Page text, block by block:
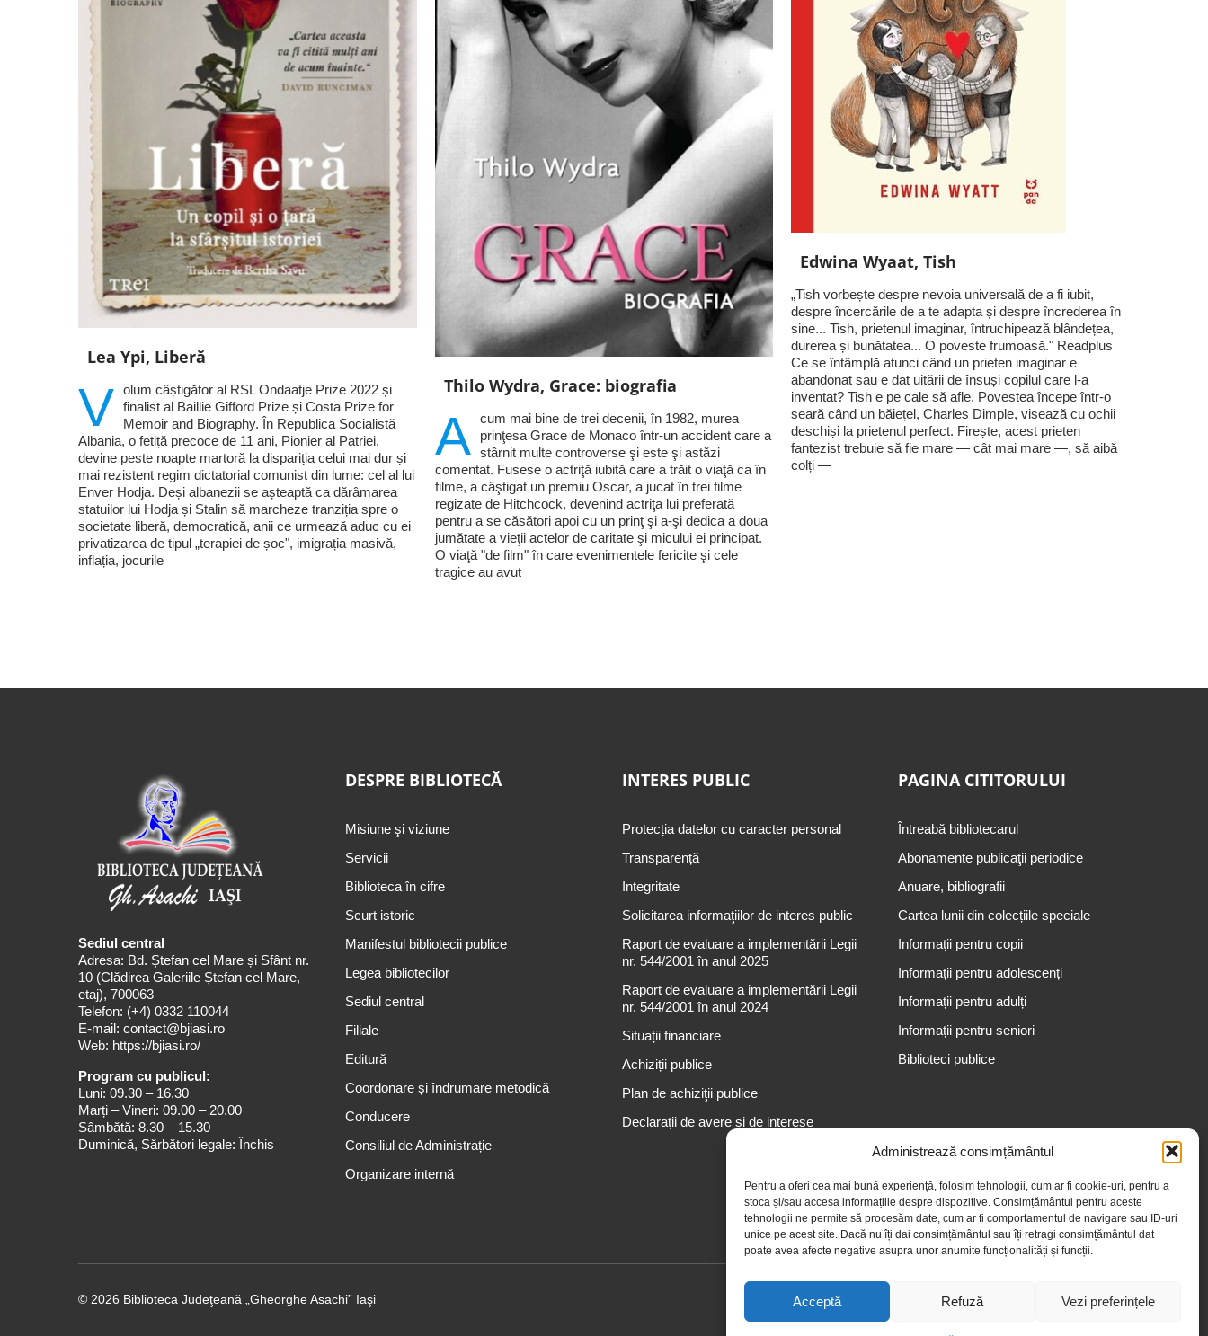
Administrează consimțământul
Pentru a oferi cea mai bună experiență, folosim tehnologii, cum ar fi cookie-uri, pentru a
stoca și/sau accesa informațiile despre dispozitive. Consimțământul pentru aceste
tehnologii ne permite să procesăm date, cum ar fi comportamentul de navigare sau ID-uri
unice pe acest site. Dacă nu îți dai consimțământul sau îți retragi consimțământul dat
poate avea afecte negative asupra unor anumite funcționalități și funcții.
Acceptă Refuză Vezi preferințele
Lea Ypi, Liberă
V olum câștigător al RSL Ondaatje Prize 2022 și
finalist al Baillie Gifford Prize și Costa Prize for
Memoir and Biography. În Republica Socialistă
Albania, o fetiță precoce de 11 ani, Pionier al Patriei,
devine peste noapte martoră la dispariția celui mai dur și
mai rezistent regim dictatorial comunist din lume: cel al lui
Enver Hodja. Deși albanezii se așteaptă ca dărâmarea
statuilor lui Hodja și Stalin să marcheze tranziția spre o
societate liberă, democratică, anii ce urmează aduc cu ei
privatizarea de tipul „terapiei de șoc", imigrația masivă,
inflația, jocurile
Thilo Wydra, Grace: biografia
A
cum mai bine de trei decenii, în 1982, murea
prinţesa Grace de Monaco într-un accident care a
stârnit multe controverse şi este şi astăzi
comentat. Fusese o actriţă iubită care a trăit o viaţă ca în
filme, a câştigat un premiu Oscar, a jucat în trei filme
regizate de Hitchcock, devenind actriţa lui preferată
pentru a se căsători apoi cu un prinţ şi a-şi dedica a doua
jumătate a vieţii actelor de caritate şi micului ei principat.
O viaţă "de film" în care evenimentele fericite şi cele
tragice au avut
Edwina Wyaat, Tish
„Tish vorbește despre nevoia universală de a fi iubit,
despre încercările de a te adapta și despre încrederea în
sine... Tish, prietenul imaginar, întruchipează blândețea,
durerea și bunătatea... O poveste frumoasă." Readplus
Ce se întâmplă atunci când un prieten imaginar e
abandonat sau e dat uitării de însuși copilul care l-a
inventat? Tish e pe cale să afle. Povestea începe într-o
seară când un băiețel, Charles Dimple, visează cu ochii
deschiși la prietenul perfect. Firește, acest prieten
fantezist trebuie să fie mare — cât mai mare —, să aibă
colți —
Sediul central
Adresa: Bd. Ștefan cel Mare și Sfânt nr.
10 (Clădirea Galeriile Ștefan cel Mare,
etaj), 700063
Telefon: (+4) 0332 110044
E-mail: contact@bjiasi.ro
Web: https://bjiasi.ro/
Program cu publicul:
Luni: 09.30 – 16.30
Marți – Vineri: 09.00 – 20.00
Sâmbătă: 8.30 – 15.30
Duminică, Sărbători legale: Închis
DESPRE BIBLIOTECĂ
Misiune şi viziune
Servicii
Biblioteca în cifre
Scurt istoric
Manifestul bibliotecii publice
Legea bibliotecilor
Sediul central
Filiale
Editură
Coordonare și îndrumare metodică
Conducere
Consiliul de Administrație
Organizare internă
INTERES PUBLIC
Protecția datelor cu caracter personal
Transparență
Integritate
Solicitarea informaţiilor de interes public
Raport de evaluare a implementării Legii
nr. 544/2001 în anul 2025
Raport de evaluare a implementării Legii
nr. 544/2001 în anul 2024
Situații financiare
Achiziții publice
Plan de achiziţii publice
Declarații de avere și de interese
PAGINA CITITORULUI
Întreabă bibliotecarul
Abonamente publicaţii periodice
Anuare, bibliografii
Cartea lunii din colecțiile speciale
Informații pentru copii
Informații pentru adolescenți
Informații pentru adulți
Informații pentru seniori
Biblioteci publice
© 2026 Biblioteca Judeţeană „Gheorghe Asachi” Iaşi